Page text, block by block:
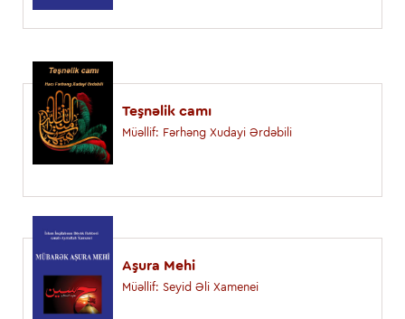
Teşnəlik camı
Müəllif: Fərhəng Xudayi Ərdəbili
Aşura Mehi
Müəllif: Seyid Əli Xamenei